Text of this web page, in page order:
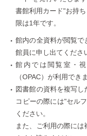
書館利用カード"お持
限は1年です。
館内の全資料が閲覧で
館員に申し出てくださ
館内では閲覧室・
（OPAC）が利用でき
図書館の資料を複写し
コピーの際には"セル
ください。
また、ご利用の際に